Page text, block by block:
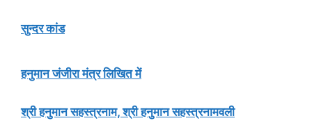
सुन्दर कांड
हनुमान जंजीरा मंत्र लिखित में
श्री हनुमान सहस्त्रनाम, श्री हनुमान सहस्त्रनामवली